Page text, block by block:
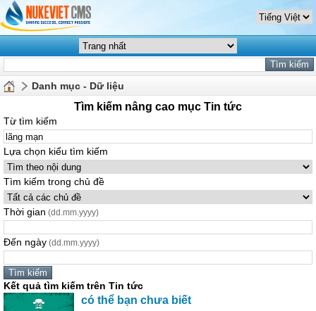
Danh mục - Dữ liệu
Tìm kiếm nâng cao mục Tin tức
Từ tìm kiếm
Lựa chọn kiểu tìm kiếm
Tìm kiếm trong chủ đề
Thời gian (dd.mm.yyyy)
Đến ngày (dd.mm.yyyy)
Kết quả tìm kiếm trên Tin tức
có thể bạn chưa biết